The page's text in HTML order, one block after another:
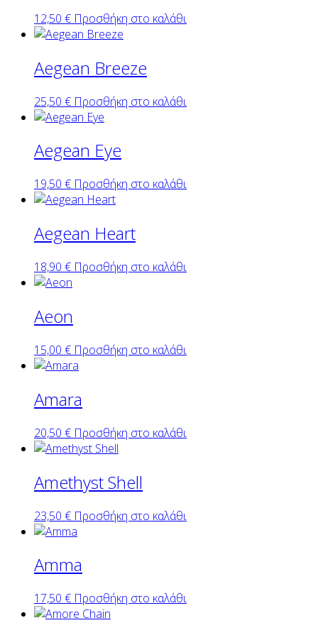
12,50 € Προσθήκη στο καλάθι
Aegean Breeze
25,50 € Προσθήκη στο καλάθι
Aegean Eye
19,50 € Προσθήκη στο καλάθι
Aegean Heart
18,90 € Προσθήκη στο καλάθι
Aeon
15,00 € Προσθήκη στο καλάθι
Amara
20,50 € Προσθήκη στο καλάθι
Amethyst Shell
23,50 € Προσθήκη στο καλάθι
Amma
17,50 € Προσθήκη στο καλάθι